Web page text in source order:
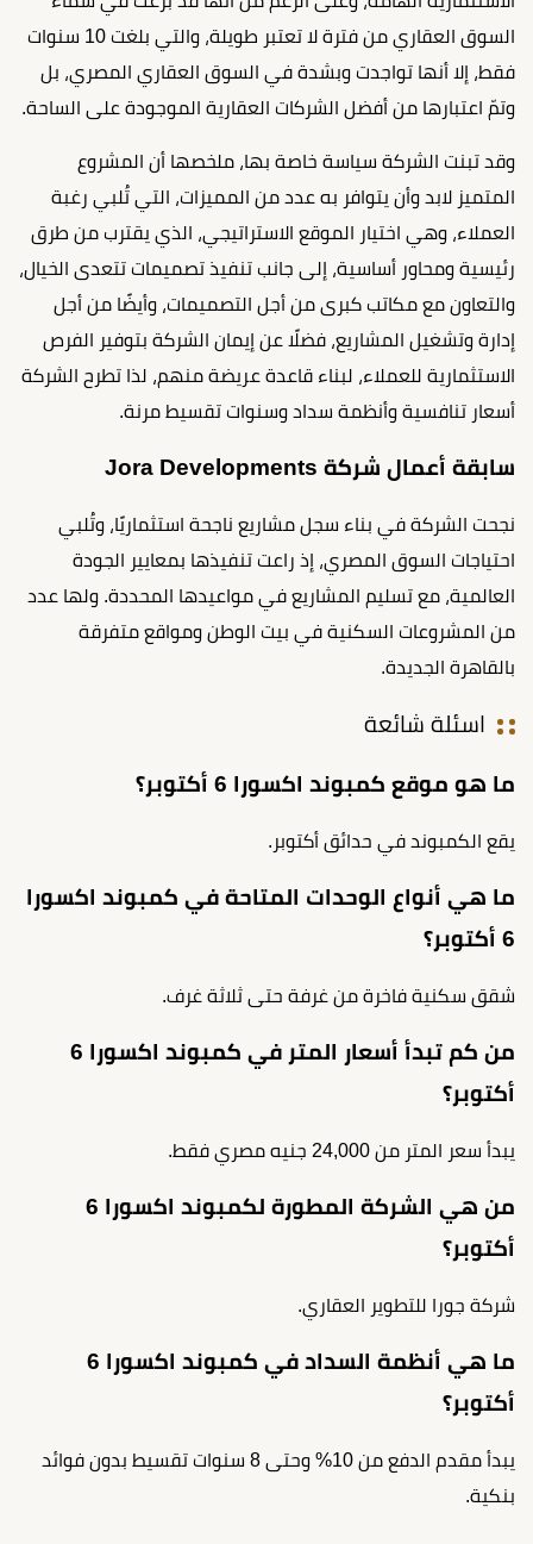
السوق العقاري من فترة لا تعتبر طويلة، والتي بلغت 10 سنوات
فقط، إلا أنها تواجدت وبشدة في السوق العقاري المصري، بل
وتمّ اعتبارها من أفضل الشركات العقارية الموجودة على الساحة.
وقد تبنت الشركة سياسة خاصة بها، ملخصها أن المشروع
المتميز لابد وأن يتوافر به عدد من المميزات، التي تُلبي رغبة
العملاء، وهي اختيار الموقع الاستراتيجي، الذي يقترب من طرق
رئيسية ومحاور أساسية، إلى جانب تنفيذ تصميمات تتعدى الخيال،
والتعاون مع مكاتب كبرى من أجل التصميمات، وأيضًا من أجل
إدارة وتشغيل المشاريع، فضلًا عن إيمان الشركة بتوفير الفرص
الاستثمارية للعملاء، لبناء قاعدة عريضة منهم، لذا تطرح الشركة
أسعار تنافسية وأنظمة سداد وسنوات تقسيط مرنة.
سابقة أعمال شركة Jora Developments
نجحت الشركة في بناء سجل مشاريع ناجحة استثماريًا، وتُلبي
احتياجات السوق المصري، إذ راعت تنفيذها بمعايير الجودة
العالمية، مع تسليم المشاريع في مواعيدها المحددة. ولها عدد
من المشروعات السكنية في بيت الوطن ومواقع متفرقة
بالقاهرة الجديدة.
اسئلة شائعة
ما هو موقع كمبوند اكسورا 6 أكتوبر؟
يقع الكمبوند في حدائق أكتوبر.
ما هي أنواع الوحدات المتاحة في كمبوند اكسورا
6 أكتوبر؟
شقق سكنية فاخرة من غرفة حتى ثلاثة غرف.
من كم تبدأ أسعار المتر في كمبوند اكسورا 6
أكتوبر؟
يبدأ سعر المتر من 24,000 جنيه مصري فقط.
من هي الشركة المطورة لكمبوند اكسورا 6
أكتوبر؟
شركة جورا للتطوير العقاري.
ما هي أنظمة السداد في كمبوند اكسورا 6
أكتوبر؟
يبدأ مقدم الدفع من 10% وحتى 8 سنوات تقسيط بدون فوائد
بنكية.